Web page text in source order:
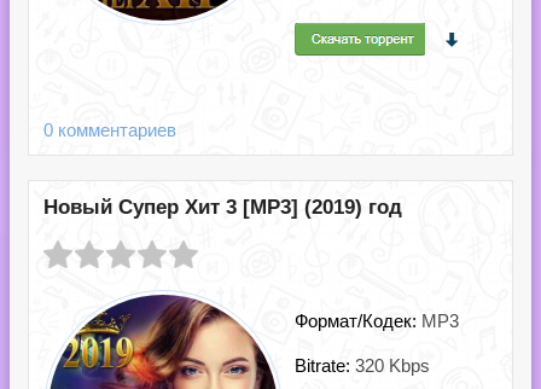
0 комментариев
Новый Супер Хит 3 [MP3] (2019) год
Формат/Кодек: MP3
Bitrate: 320 Kbps